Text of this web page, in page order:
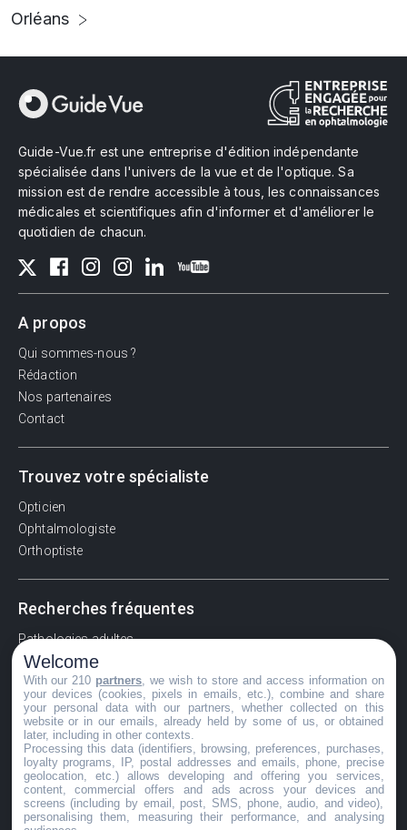
Orléans
Guide-Vue.fr est une entreprise d'édition indépendante
spécialisée dans l'univers de la vue et de l'optique. Sa
mission est de rendre accessible à tous, les connaissances
médicales et scientifiques afin d'informer et d'améliorer le
quotidien de chacun.
A propos
Qui sommes-nous ?
Rédaction
Nos partenaires
Contact
Trouvez votre spécialiste
Opticien
Ophtalmologiste
Orthoptiste
Recherches fréquentes
Pathologies adultes
Signes d'une urgence ophtalmologique
La vision
Acuité visuelle
Myosis / mydriase
Œdème oculaire
©GuideVue2024
Welcome
With our 210 partners , we wish to store and access information on
your devices (cookies, pixels in emails, etc.), combine and share
your personal data with our partners, whether collected on this
website or in our emails, already held by some of us, or obtained
later, including in other contexts.
Processing this data (identifiers, browsing, preferences, purchases,
loyalty programs, IP, postal addresses and emails, phone, precise
geolocation, etc.) allows developing and offering you services,
content, commercial offers and ads across your devices and
screens (including by email, post, SMS, phone, audio, and video),
personalising them, measuring their performance, and analysing